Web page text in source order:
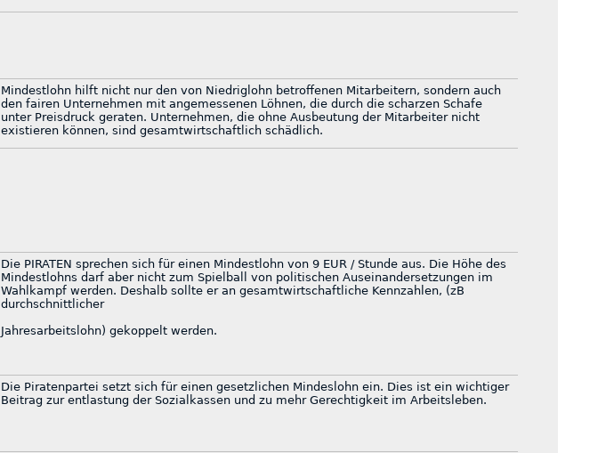
Mindestlohn hilft nicht nur den von Niedriglohn betroffenen Mitarbeitern, sondern auch
den fairen Unternehmen mit angemessenen Löhnen, die durch die scharzen Schafe
unter Preisdruck geraten. Unternehmen, die ohne Ausbeutung der Mitarbeiter nicht
existieren können, sind gesamtwirtschaftlich schädlich.
Die PIRATEN sprechen sich für einen Mindestlohn von 9 EUR / Stunde aus. Die Höhe des
Mindestlohns darf aber nicht zum Spielball von politischen Auseinandersetzungen im
Wahlkampf werden. Deshalb sollte er an gesamtwirtschaftliche Kennzahlen, (zB
durchschnittlicher
Jahresarbeitslohn) gekoppelt werden.
Die Piratenpartei setzt sich für einen gesetzlichen Mindeslohn ein. Dies ist ein wichtiger
Beitrag zur entlastung der Sozialkassen und zu mehr Gerechtigkeit im Arbeitsleben.